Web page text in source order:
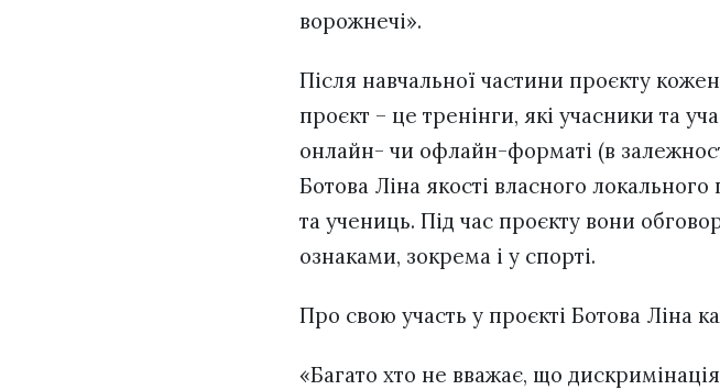
ворожнечі».
Після навчальної частини проєкту
проєкт – це тренінги, які учасники та
онлайн- чи офлайн-форматі (в
Ботова Ліна якості власного локального
та учениць. Під час проєкту вони
ознаками, зокрема і у спорті.
Про свою участь у проєкті Ботова Ліна
«Багато хто не вважає, що